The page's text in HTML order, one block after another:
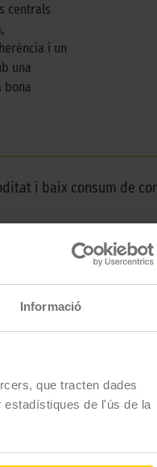
Informació
que tracten dades
de l'ús de la
centrals
i un
una
bona
i baix consum de